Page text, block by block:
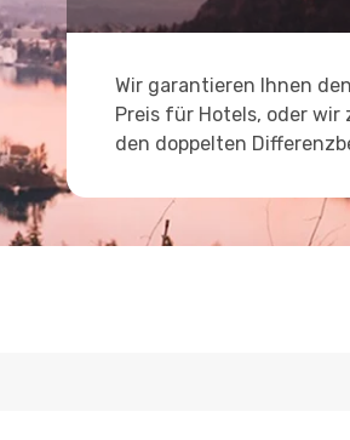
Wir garantieren Ihnen
Preis für Hotels, oder wir
den doppelten